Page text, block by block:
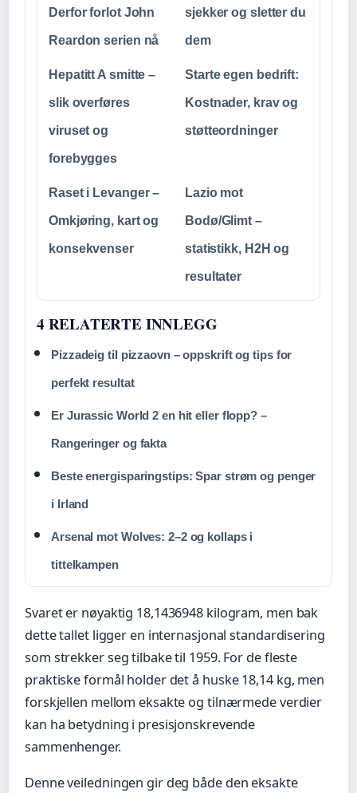
Derfor forlot John
Reardon serien nå
sjekker og sletter du
dem
Hepatitt A smitte –
slik overføres
viruset og
forebygges
Starte egen bedrift:
Kostnader, krav og
støtteordninger
Raset i Levanger –
Omkjøring, kart og
konsekvenser
Lazio mot
Bodø/Glimt –
statistikk, H2H og
resultater
4 RELATERTE INNLEGG
Pizzadeig til pizzaovn – oppskrift og tips for
perfekt resultat
Er Jurassic World 2 en hit eller flopp? –
Rangeringer og fakta
Beste energisparingstips: Spar strøm og penger
i Irland
Arsenal mot Wolves: 2–2 og kollaps i
tittelkampen
Svaret er nøyaktig 18,1436948 kilogram, men bak
dette tallet ligger en internasjonal standardisering
som strekker seg tilbake til 1959. For de fleste
praktiske formål holder det å huske 18,14 kg, men
forskjellen mellom eksakte og tilnærmede verdier
kan ha betydning i presisjonskrevende
sammenhenger.
Denne veiledningen gir deg både den eksakte